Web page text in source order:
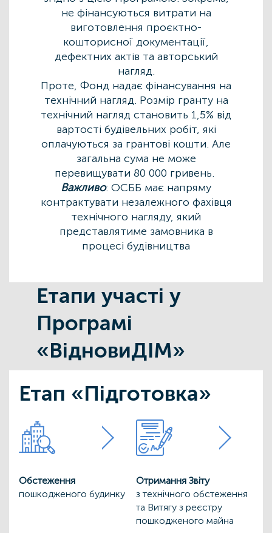
не фінансуються витрати на
виготовлення проєктно-
кошторисної документації,
дефектних актів та авторський
нагляд.
Проте, Фонд надає фінансування на
технічний нагляд. Розмір гранту на
технічний нагляд становить 1,5% від
вартості будівельних робіт, які
оплачуються за грантові кошти. Але
загальна сума не може
перевищувати 80 000 гривень.
Важливо: ОСББ має напряму
контрактувати незалежного фахівця
технічного нагляду, який
представлятиме замовника в
процесі будівництва
Етапи участі у
Програмі
«ВідновиДІМ»
Етап «Підготовка»
Обстеження
пошкодженого будинку
Отримання Звіту
з технічного обстеження
та Витягу з реєстру
пошкодженого майна